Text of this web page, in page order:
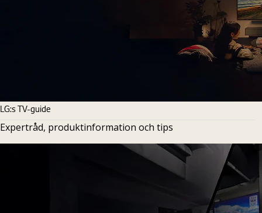
LG:s TV-guide
Expertråd, produktinformation och tips